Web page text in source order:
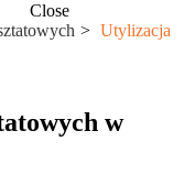
Close
Utylizacja
w